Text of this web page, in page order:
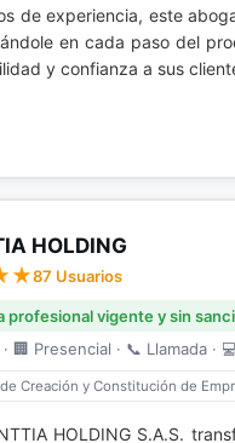
de experiencia, este
en cada paso del
y confianza a sus
HOLDING
87 Usuarios
profesional vigente y sin
· 🏢 Presencial · 📞 Llamada ·
Creación y Constitución de
HOLDING S.A.S.